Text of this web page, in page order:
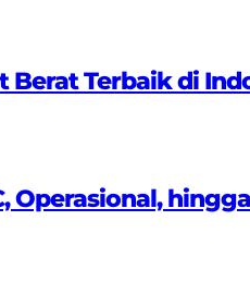
Berat Terbaik di
Operasional,